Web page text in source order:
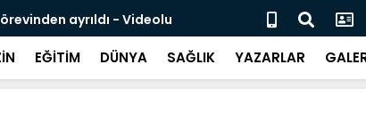
İçin Milli Yetkinlik Hamlesi
TBMM’de Çocuklara
Tamamlandı
EĞİTİM DÜNYA SAĞLIK YAZARLAR